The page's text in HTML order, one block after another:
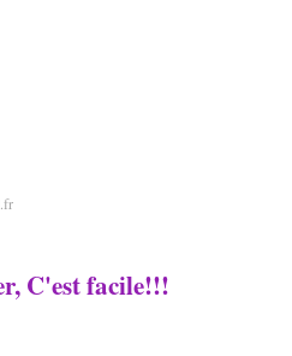
C'est facile!!!